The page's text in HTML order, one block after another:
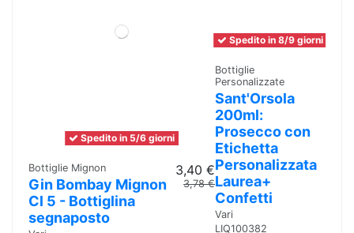
Spedito in 5/6 giorni
Bottiglie Mignon
Gin Bombay Mignon
Cl 5 - Bottiglina
segnaposto
3,40 €
3,78 €
Spedito in 8/9 giorni
Bottiglie
Personalizzate
Sant'Orsola
200ml:
Prosecco con
Etichetta
Personalizzata
Laurea+
Confetti
Vari
LIQ100382